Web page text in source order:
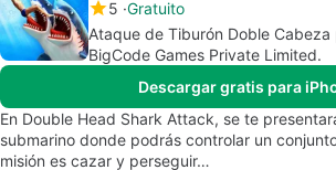
5 Gratuito
Ataque de Tiburón Doble Cabeza
BigCode Games Private Limited.
Descargar gratis para
En Double Head Shark Attack, se te
submarino donde podrás controlar un
misión es cazar y perseguir…